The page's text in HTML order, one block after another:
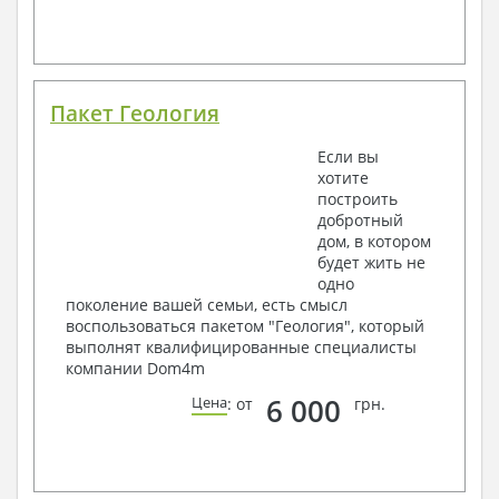
Пакет Геология
Если вы
хотите
построить
добротный
дом, в котором
будет жить не
одно
поколение вашей семьи, есть смысл
воспользоваться пакетом "Геология", который
выполнят квалифицированные специалисты
компании Dom4m
Цена: от 6 000 грн.